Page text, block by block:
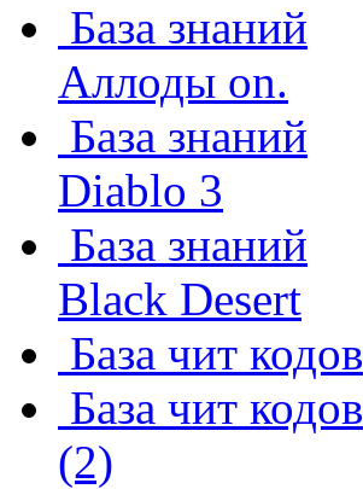
База знаний
Аллоды on.
База знаний
Diablo 3
База знаний
Black Desert
База чит кодов
База чит кодов
(2)